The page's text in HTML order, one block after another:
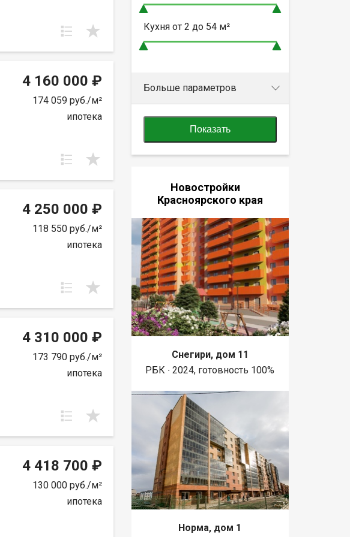
4 160 000 ₽
174 059 руб./м²
ипотека
4 250 000 ₽
118 550 руб./м²
ипотека
4 310 000 ₽
173 790 руб./м²
ипотека
4 418 700 ₽
130 000 руб./м²
ипотека
Кухня от 2 до 54м²
Больше параметров
Показать
Новостройки
Красноярского края
Снегири, дом 11
РБК ∙ 2024, готовность 100%
Норма, дом 1